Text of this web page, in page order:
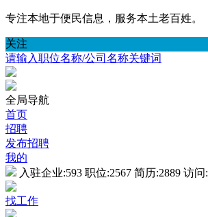
专注本地于便民信息，服务本土老百姓。
关注
请输入职位名称/公司名称关键词
全局导航
首页
招聘
发布招聘
我的
入驻企业:593 职位:2567 简历:2889 访问:
找工作